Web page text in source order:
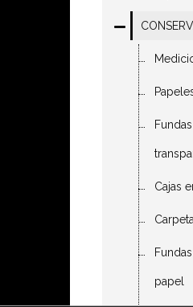
Cajas
papel